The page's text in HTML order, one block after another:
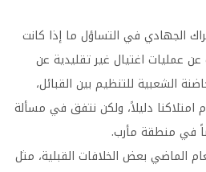
الجهادي في التساؤل ما إذا كانت
عمليات اغتيال غير تقليدية عن
الشعبية للتنظيم بين القبائل،
امتلاكنا دليلاً، ولكن نتفق في مسألة
في منطقة مأرب.
الماضي بعض الخلافات القبلية، مثل